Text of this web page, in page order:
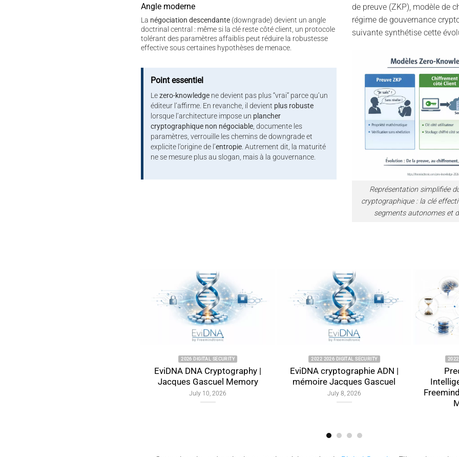
Angle moderne
La négociation descendante(downgrade) devient un angle
doctrinal central : même si la clé reste côté client, un protocole
tolérant des paramètres affaiblis peut réduire la robustesse
effective sous certaines hypothèses de menace.
Point essentiel
Lezero-knowledgene devient pas plus “vrai” parce qu’un
éditeur l’affirme. En revanche, il devient plus robuste
lorsque l’architecture impose un plancher
cryptographique non négociable, documente les
paramètres, verrouille les chemins de downgrade et
explicite l’origine de l’entropie. Autrement dit, la maturité
ne se mesure plus au slogan, mais à la gouvernance.
de preuve (ZKP), modèle de
régime de gouvernance
suivante synthétise cette
Représentation simplifiée
cryptographique : la clé
segments autonomes et
2026 DIGITAL SECURITY
EviDNA DNA Cryptography |
Jacques Gascuel Memory
2022 2026 DIGITAL SECURITY
EviDNA cryptographie ADN |
mémoire Jacques Gascuel
2022 2026 DIGITAL
Predictive
Intelligence
Freemindtronic
Memorandum